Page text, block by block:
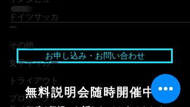
ドイツサッカ
ー
その他
女子サッカー
トライアウト
プロリーグト
お申し込み・お問い合わせ
無料説明会随時開催中！